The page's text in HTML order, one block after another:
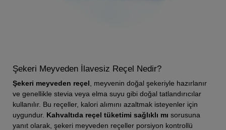
Şekeri Meyveden İlavesiz Reçel Nedir?
Şekeri meyveden reçel , meyvenin doğal şekeriyle hazırlanır
ve genellikle stevia veya elma suyu gibi doğal tatlandırıcılar
kullanılır. Bu reçeller, kalori alımını azaltmak isteyenler için
uygundur. Kahvaltıda reçel tüketimi sağlıklı mı sorusuna
yanıt olarak, şekeri meyveden reçeller porsiyon kontrollü